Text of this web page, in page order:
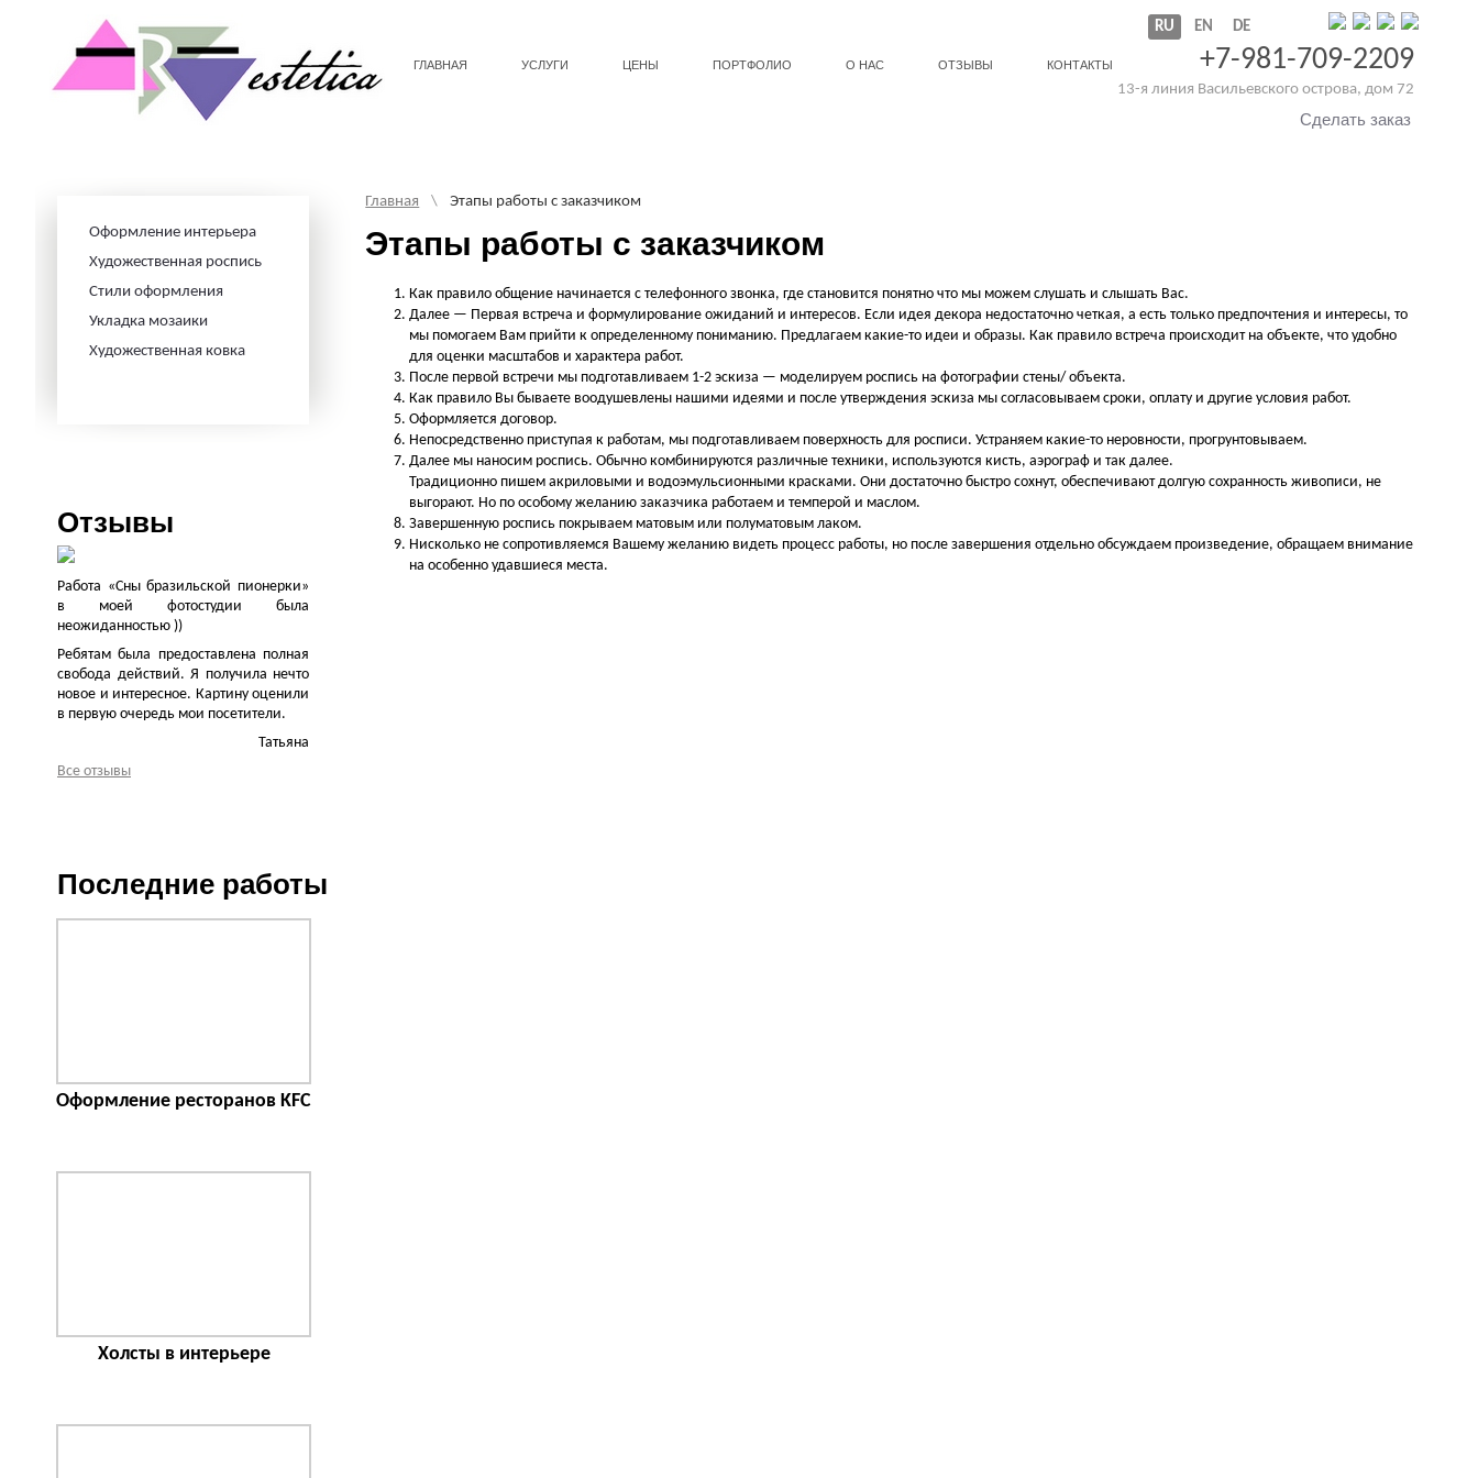
RU EN DE
+7-981-709-2209
13-я линия Васильевского острова, дом 72
Сделать заказ
ГЛАВНАЯ УСЛУГИ ЦЕНЫ ПОРТФОЛИО О НАС ОТЗЫВЫ КОНТАКТЫ
Оформление интерьера
Художественная роспись
Стили оформления
Укладка мозаики
Художественная ковка
Отзывы
Работа «Сны бразильской пионерки»
в моей фотостудии была
неожиданностью ))
Ребятам была предоставлена полная
свобода действий. Я получила нечто
новое и интересное. Картину оценили
в первую очередь мои посетители.
Татьяна
Все отзывы
Последние работы
Оформление ресторанов KFC
Холсты в интерьере
Главная \ Этапы работы с заказчиком
Этапы работы с заказчиком
Как правило общение начинается с телефонного звонка, где становится понятно что мы можем слушать и слышать Вас.
Далее — Первая встреча и формулирование ожиданий и интересов. Если идея декора недостаточно четкая, а есть только предпочтения и интересы, то
мы помогаем Вам прийти к определенному пониманию. Предлагаем какие-то идеи и образы. Как правило встреча происходит на объекте, что удобно
для оценки масштабов и характера работ.
После первой встречи мы подготавливаем 1-2 эскиза — моделируем роспись на фотографии стены/ объекта.
Как правило Вы бываете воодушевлены нашими идеями и после утверждения эскиза мы согласовываем сроки, оплату и другие условия работ.
Оформляется договор.
Непосредственно приступая к работам, мы подготавливаем поверхность для росписи. Устраняем какие-то неровности, прогрунтовываем.
Далее мы наносим роспись. Обычно комбинируются различные техники, используются кисть, аэрограф и так далее.
Традиционно пишем акриловыми и водоэмульсионными красками. Они достаточно быстро сохнут, обеспечивают долгую сохранность живописи, не
выгорают. Но по особому желанию заказчика работаем и темперой и маслом.
Завершенную роспись покрываем матовым или полуматовым лаком.
Нисколько не сопротивляемся Вашему желанию видеть процесс работы, но после завершения отдельно обсуждаем произведение, обращаем внимание
на особенно удавшиеся места.